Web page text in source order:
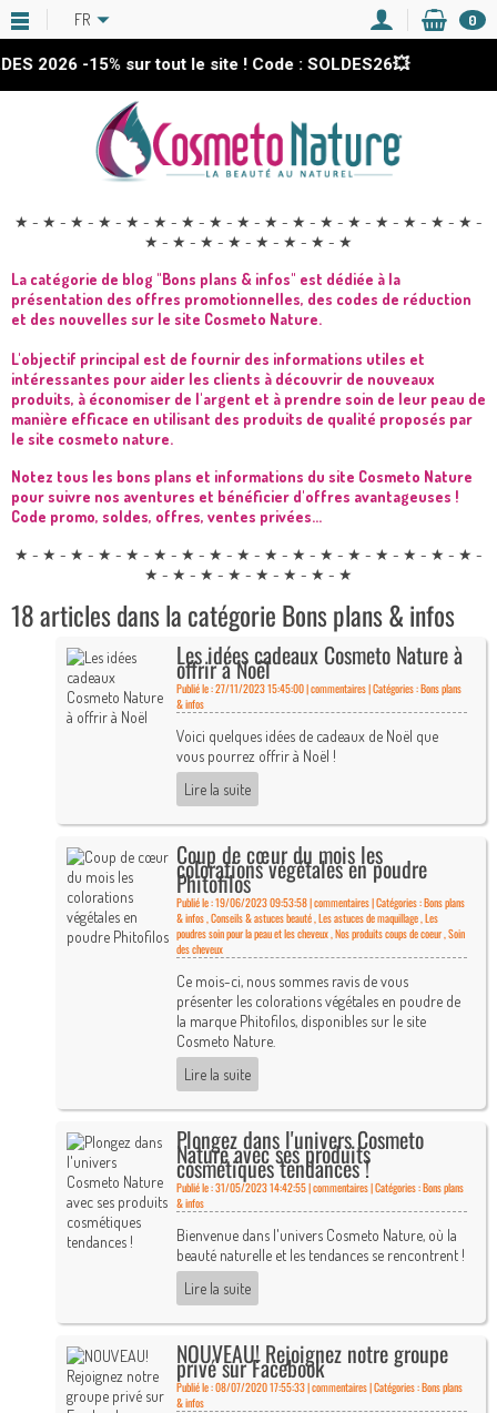
2026-15%sur tout le site ! Code : SOLDES26💥
FR 0
★ - ★ - ★ - ★ - ★ - ★ - ★ - ★ - ★ - ★ - ★ - ★ - ★ - ★ - ★ - ★ - ★ -
★ - ★ - ★ - ★ - ★ - ★ - ★ - ★
La catégorie de blog "Bons plans & infos" est dédiée à la
présentation des offres promotionnelles, des codes de réduction
et des nouvelles sur le site Cosmeto Nature.
L'objectif principal est de fournir des informations utiles et
intéressantes pour aider les clients à découvrir de nouveaux
produits, à économiser de l'argent et à prendre soin de leur peau de
manière efficace en utilisant des produits de qualité proposés par
le site cosmeto nature.
Notez tous les bons plans et informations du site Cosmeto Nature
pour suivre nos aventures et bénéficier d'offres avantageuses !
Code promo, soldes, offres, ventes privées...
★ - ★ - ★ - ★ - ★ - ★ - ★ - ★ - ★ - ★ - ★ - ★ - ★ - ★ - ★ - ★ - ★ -
★ - ★ - ★ - ★ - ★ - ★ - ★ - ★
18 articles dans la catégorie Bons plans & infos
Les idées cadeaux Cosmeto Nature à
offrir à Noël
Publié le : 27/11/2023 15:45:00 |commentaires | Catégories :Bons plans
& infos
Voici quelques idées de cadeaux de Noël que
vous pourrez offrir à Noël !
Lire la suite
Coup de cœur du mois les
colorations végétales en poudre
Phitofilos
Publié le : 19/06/2023 09:53:58 |commentaires | Catégories :Bons plans
& infos,Conseils & astuces beauté,Les astuces de maquillage,Les
poudres soin pour la peau et les cheveux,Nos produits coups de coeur,Soin
des cheveux
Ce mois-ci, nous sommes ravis de vous
présenter les colorations végétales en poudre de
la marque Phitofilos, disponibles sur le site
Cosmeto Nature.
Lire la suite
Plongez dans l'univers Cosmeto
Nature avec ses produits
cosmétiques tendances !
Publié le : 31/05/2023 14:42:55 |commentaires | Catégories :Bons plans
& infos
Bienvenue dans l'univers Cosmeto Nature, où la
beauté naturelle et les tendances se rencontrent !
Lire la suite
NOUVEAU! Rejoignez notre groupe
privé sur Facebook
Publié le : 08/07/2020 17:55:33 |commentaires | Catégories :Bons plans
& infos